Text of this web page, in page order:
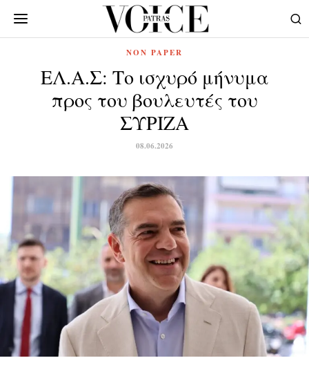
NON PAPER
ΕΛ.Α.Σ: Το ισχυρό μήνυμα
προς του βουλευτές του
ΣΥΡΙΖΑ
08.06.2026